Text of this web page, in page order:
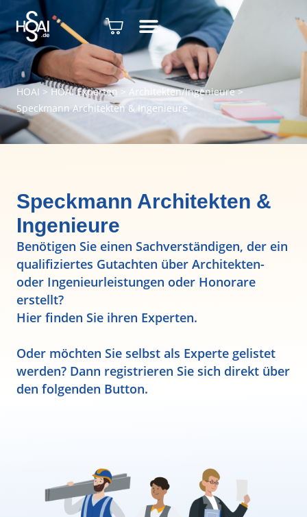
HOAI > HOAI Experten> Architekten/Ingenieure>
Speckmann Architekten & Ingenieure
Speckmann Architekten &
Ingenieure
Benötigen Sie einen Sachverständigen, der ein
qualifiziertes Gutachten über Architekten-
oder Ingenieurleistungen oder Honorare
erstellt?
Hier finden Sie ihren Experten.
Oder möchten Sie selbst als Experte gelistet
werden? Dann registrieren Sie sich direkt über
den folgenden Button.